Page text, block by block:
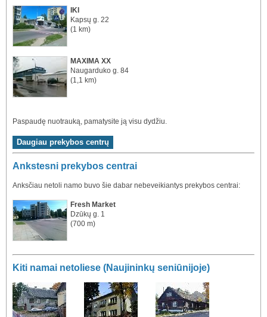
IKI
Kapsų g. 22
(1 km)
MAXIMA XX
Naugarduko g. 84
(1,1 km)
Paspaudę nuotrauką, pamatysite ją visu dydžiu.
Ankstesni prekybos centrai
Anksčiau netoli namo buvo šie dabar nebeveikiantys prekybos centrai:
Fresh Market
Dzūkų g. 1
(700 m)
Kiti namai netoliese (Naujininkų seniūnijoje)